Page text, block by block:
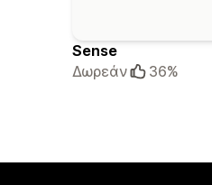
Sense
Δωρεάν
36%